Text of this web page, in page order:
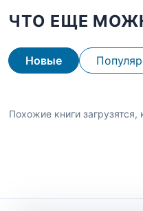
ЧТО ЕЩЕ
Новые
Похожие книги загрузятся,